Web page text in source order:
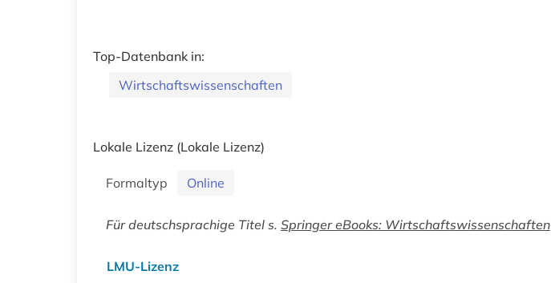
Top-Datenbank in:
Wirtschaftswissenschaften
Lokale Lizenz (Lokale Lizenz)
Formaltyp Online
Für deutschsprachige Titel s. Springer eBooks: Wirtschaftswissenschaften
LMU-Lizenz